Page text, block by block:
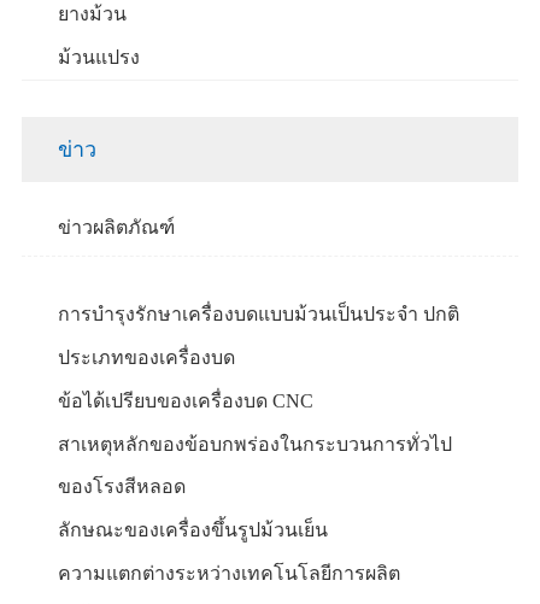
ยางม้วน
ม้วนแปรง
ข่าว
ข่าวผลิตภัณฑ์
การบำรุงรักษาเครื่องบดแบบม้วนเป็นประจำ ปกติ
ประเภทของเครื่องบด
ข้อได้เปรียบของเครื่องบด CNC
สาเหตุหลักของข้อบกพร่องในกระบวนการทั่วไป
ของโรงสีหลอด
ลักษณะของเครื่องขึ้นรูปม้วนเย็น
ความแตกต่างระหว่างเทคโนโลยีการผลิต